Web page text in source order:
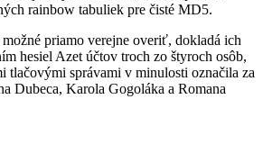
rainbow tabuliek pre čisté MD5.
priamo verejne overiť, dokladá ich
hesiel Azet účtov troch zo štyroch osôb,
tlačovými správami v minulosti označila za
Dubeca, Karola Gogoláka a Romana